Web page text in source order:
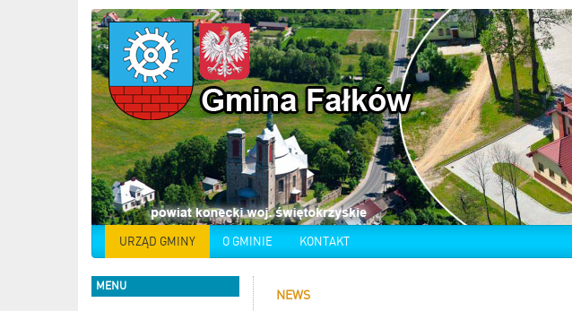
URZĄD GMINY O GMINIE KONTAKT
MENU
NEWS